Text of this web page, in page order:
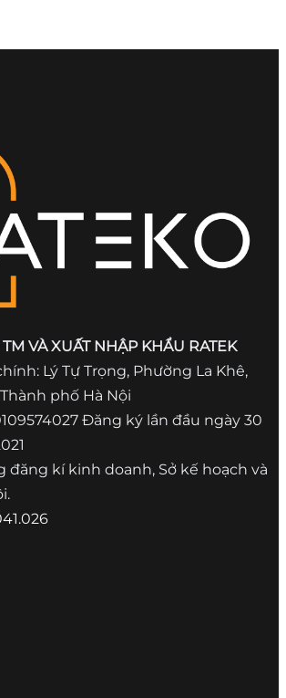
VÀ XUẤT NHẬP KHẨU RATEK
Lý Tự Trọng, Phường La Khê,
phố Hà Nội
Đăng ký lần đầu ngày 30
đăng kí kinh doanh, Sở kế hoạch và